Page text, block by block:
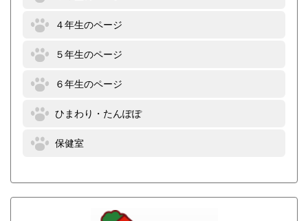
４年生のページ
５年生のページ
６年生のページ
ひまわり・たんぽぽ
保健室